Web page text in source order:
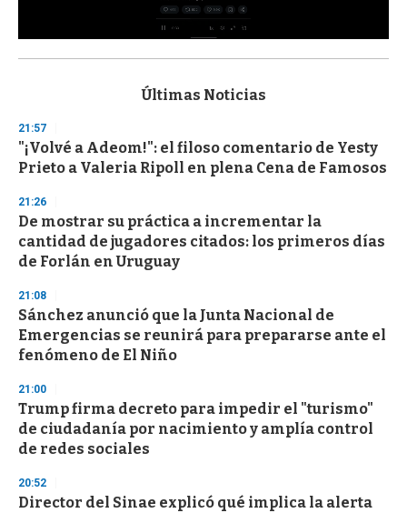
s
d
s
o
f
3
s
c
o
d
s
Últimas Noticias
21:57
"¡Volvé a Adeom!": el filoso comentario de Yesty
Prieto a Valeria Ripoll en plena Cena de Famosos
21:26
De mostrar su práctica a incrementar la
cantidad de jugadores citados: los primeros días
de Forlán en Uruguay
21:08
Sánchez anunció que la Junta Nacional de
Emergencias se reunirá para prepararse ante el
fenómeno de El Niño
21:00
Trump firma decreto para impedir el "turismo"
de ciudadanía por nacimiento y amplía control
de redes sociales
20:52
Director del Sinae explicó qué implica la alerta